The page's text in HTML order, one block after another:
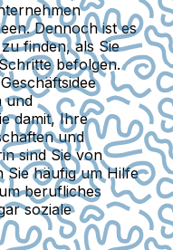
Dennoch ist es
finden, als Sie
befolgen.
und
damit, Ihre
und
sind Sie von
Sie häufig um Hilfe
berufliches
soziale